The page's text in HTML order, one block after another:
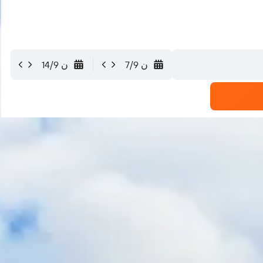
ن 7/9 ن 14/9